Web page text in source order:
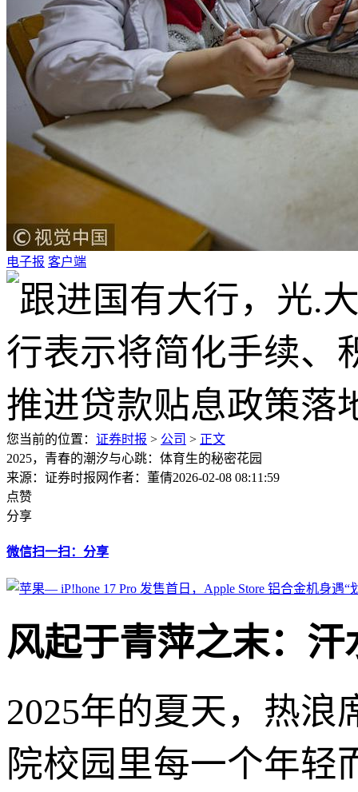
电子报 客户端
您当前的位置： 证券时报 > 公司 > 正文
2025，青春的潮汐与心跳：体育生的秘密花园
来源：证券时报网作者：董倩2026-02-08 08:11:59
点赞
分享
微信扫一扫：分享
风起于青萍之末：
2025年的夏天，热
院校园里每一个年轻